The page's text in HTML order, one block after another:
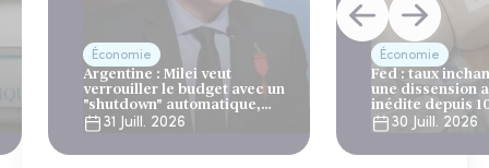
Économie
Argentine : Milei veut
verrouiller le budget avec un
"shutdown" automatique,
sous le regard bienveillant
du FMI
31 Juill. 2026
Économie
Fed : taux
une dissension
inédite depuis
30 Juill. 2026